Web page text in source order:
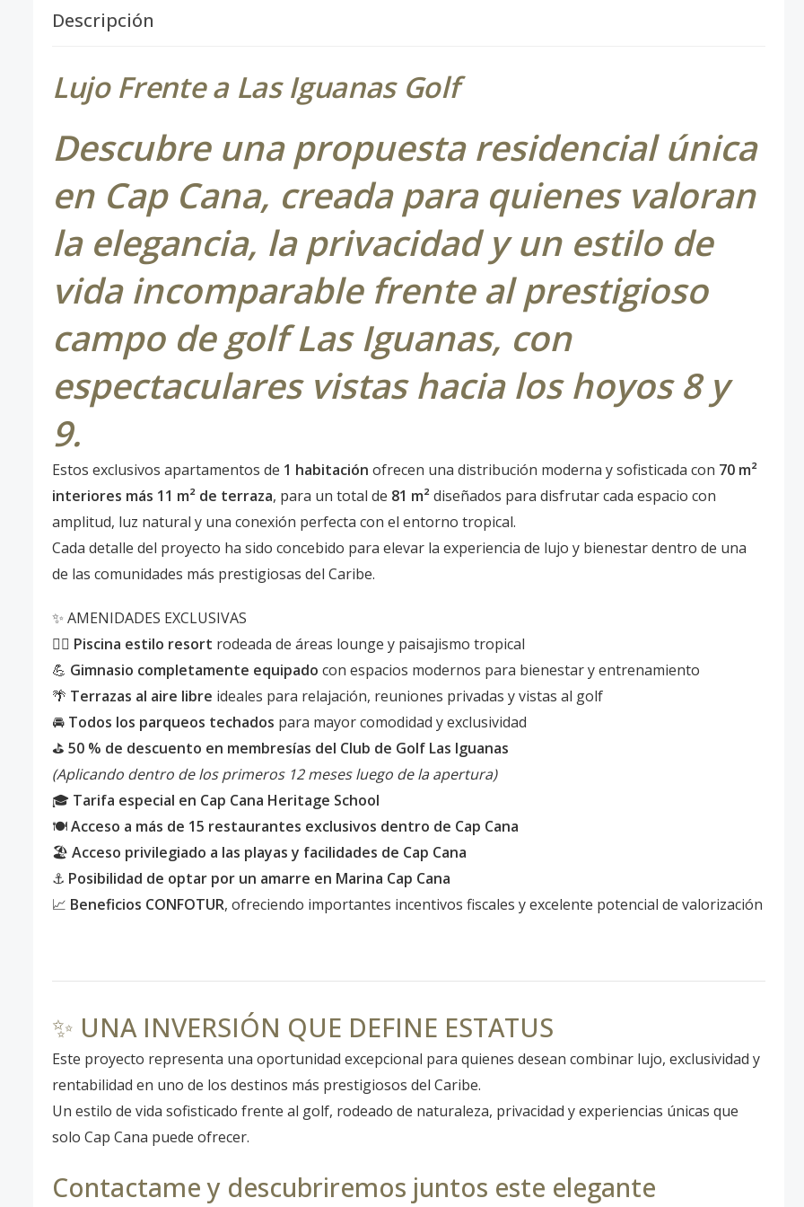
Descripción
Lujo Frente a Las Iguanas Golf
Descubre una propuesta residencial única
en Cap Cana, creada para quienes valoran
la elegancia, la privacidad y un estilo de
vida incomparable frente al prestigioso
campo de golf Las Iguanas, con
espectaculares vistas hacia los hoyos 8 y
9.
Estos exclusivos apartamentos de 1 habitación ofrecen una distribución moderna y sofisticada con 70 m²
interiores más 11 m² de terraza, para un total de 81 m²diseñados para disfrutar cada espacio con
amplitud, luz natural y una conexión perfecta con el entorno tropical.
Cada detalle del proyecto ha sido concebido para elevar la experiencia de lujo y bienestar dentro de una
de las comunidades más prestigiosas del Caribe.
✨ AMENIDADES EXCLUSIVAS
🏊‍♂️ Piscina estilo resort rodeada de áreas lounge y paisajismo tropical
💪 Gimnasio completamente equipado con espacios modernos para bienestar y entrenamiento
🌴 Terrazas al aire libre ideales para relajación, reuniones privadas y vistas al golf
🚘 Todos los parqueos techados para mayor comodidad y exclusividad
⛳ 50 % de descuento en membresías del Club de Golf Las Iguanas
(Aplicando dentro de los primeros 12 meses luego de la apertura)
🎓 Tarifa especial en Cap Cana Heritage School
🍽️Acceso a más de 15 restaurantes exclusivos dentro de Cap Cana
🏖️ Acceso privilegiado a las playas y facilidades de Cap Cana
⚓ Posibilidad de optar por un amarre en Marina Cap Cana
📈 Beneficios CONFOTUR, ofreciendo importantes incentivos fiscales y excelente potencial de valorización
✨ UNA INVERSIÓN QUE DEFINE ESTATUS
Este proyecto representa una oportunidad excepcional para quienes desean combinar lujo, exclusividad y
rentabilidad en uno de los destinos más prestigiosos del Caribe.
Un estilo de vida sofisticado frente al golf, rodeado de naturaleza, privacidad y experiencias únicas que
solo Cap Cana puede ofrecer.
Contactame y descubriremos juntos este elegante